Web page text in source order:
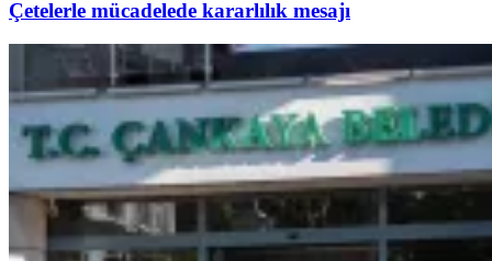
Çetelerle mücadelede kararlılık mesajı